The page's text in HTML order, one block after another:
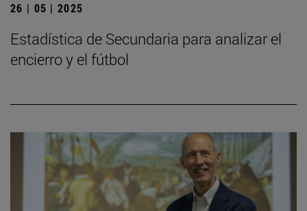
26 | 05 | 2025
Estadística de Secundaria para analizar el
encierro y el fútbol